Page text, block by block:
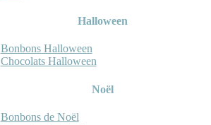
Halloween
Bonbons Halloween
Chocolats Halloween
Noël
Bonbons de Noël